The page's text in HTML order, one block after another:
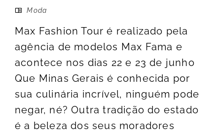
Moda
Max Fashion Tour é realizado pela
agência de modelos Max Fama e
acontece nos dias 22 e 23 de junho
Que Minas Gerais é conhecida por
sua culinária incrível, ninguém pode
negar, né? Outra tradição do estado
é a beleza dos seus moradores